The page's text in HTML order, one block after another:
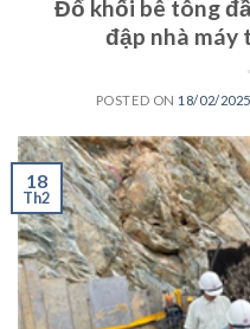
Đổ khối bê tông
đập nhà máy
POSTED ON 18/02/2025
18
Th2